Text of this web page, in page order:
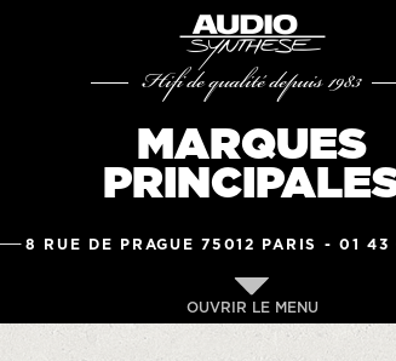
Hifi de qualité depuis 1983
MARQUES
8 RUE DE PRAGUE 75012 PARIS -01 43
OUVRIR LE MENU